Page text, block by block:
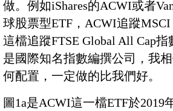
做。例如iShares的ACWI或者
球股票型ETF，ACWI追蹤
這檔追蹤FTSE Global All Cap
是國際知名指數編撰公司，我
何配置，一定做的比我們好。
圖1a是ACWI這一檔ETF於2019